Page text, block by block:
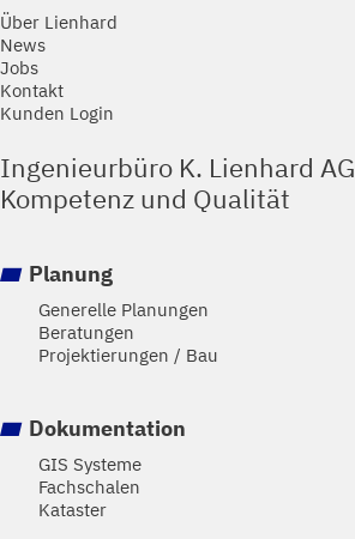
Über Lienhard
News
Jobs
Kontakt
Kunden Login
Ingenieurbüro K. Lienhard AG
Kompetenz und Qualität
Planung
Generelle Planungen
Beratungen
Projektierungen / Bau
Dokumentation
GIS Systeme
Fachschalen
Kataster